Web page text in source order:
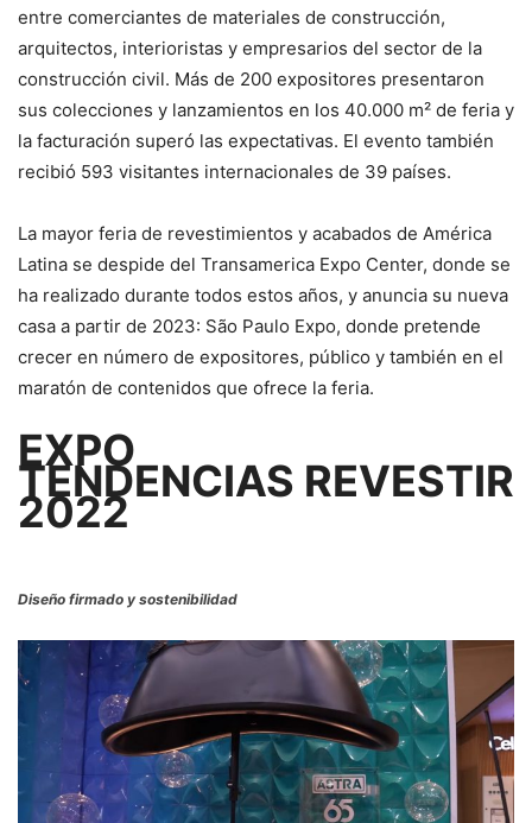
entre comerciantes de materiales de construcción,
arquitectos, interioristas y empresarios del sector de la
construcción civil. Más de 200 expositores presentaron
sus colecciones y lanzamientos en los 40.000 m² de feria y
la facturación superó las expectativas. El evento también
recibió 593 visitantes internacionales de 39 países.
La mayor feria de revestimientos y acabados de América
Latina se despide del Transamerica Expo Center, donde se
ha realizado durante todos estos años, y anuncia su nueva
casa a partir de 2023: São Paulo Expo, donde pretende
crecer en número de expositores, público y también en el
maratón de contenidos que ofrece la feria.
EXPO
TENDENCIAS REVESTIR
2022
Diseño firmado y sostenibilidad